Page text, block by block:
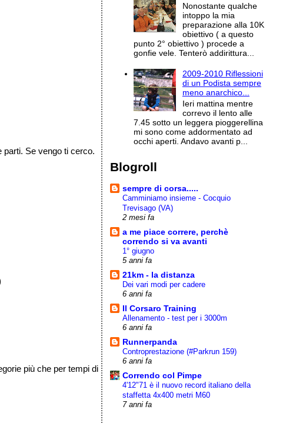
Se vengo ti cerco.
più che per tempi di
Nonostante qualche
intoppo la mia
preparazione alla 10K
obiettivo ( a questo
punto 2° obiettivo ) procede a
gonfie vele. Tenterò addirittura...
2009-2010 Riflessioni
di un Podista sempre
meno anarchico...
Ieri mattina mentre
correvo il lento alle
7.45 sotto un leggera pioggerellina
mi sono come addormentato ad
occhi aperti. Andavo avanti p...
Blogroll
sempre di corsa.....
Camminiamo insieme - Cocquio
Trevisago (VA)
2 mesi fa
a me piace correre, perchè
correndo si va avanti
1° giugno
5 anni fa
21km - la distanza
Dei vari modi per cadere
6 anni fa
Il Corsaro Training
Allenamento - test per i 3000m
6 anni fa
Runnerpanda
Controprestazione (#Parkrun 159)
6 anni fa
Correndo col Pimpe
4'12"71 è il nuovo record italiano della
staffetta 4x400 metri M60
7 anni fa